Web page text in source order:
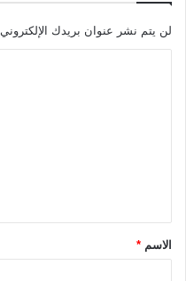
لن يتم نشر عنوان بريدك الإلكتروني.
ق
*الاسم *